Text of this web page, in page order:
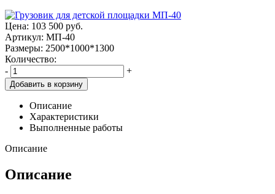
Цена: 103 500 руб.
Артикул: МП-40
Размеры: 2500*1000*1300
Количество:
-
+
Добавить в корзину
Описание
Характеристики
Выполненные работы
Описание
Описание